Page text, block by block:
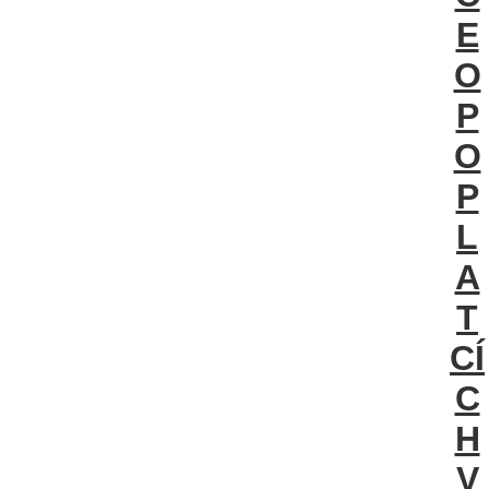
E
O
P
O
P
L
A
T
CÍ
C
H
V